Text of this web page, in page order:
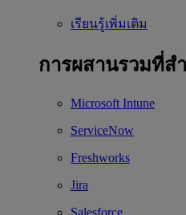
เรียนรู้เพิ่มเติม
การผสานรวมที่ส
Microsoft Intune
ServiceNow
Freshworks
Jira